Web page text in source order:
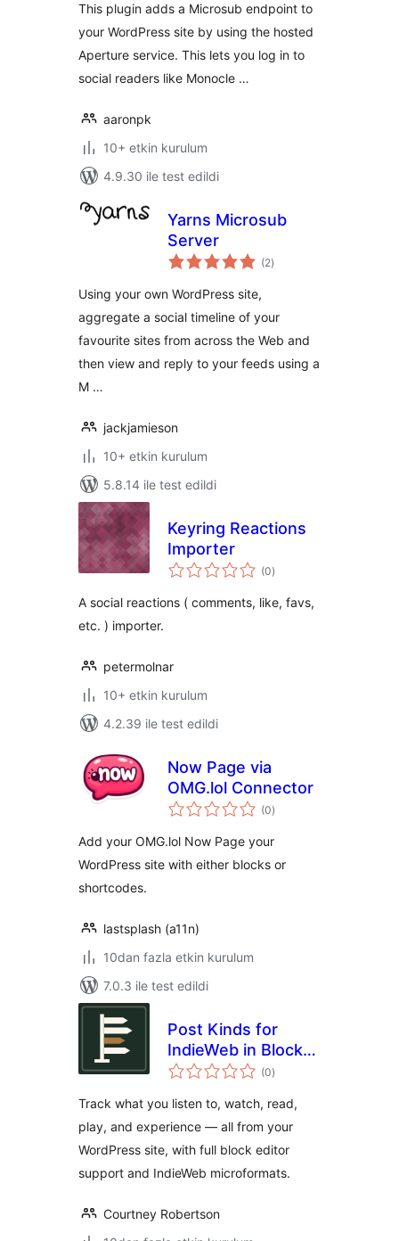
This plugin adds a Microsub endpoint to
your WordPress site by using the hosted
Aperture service. This lets you log in to
social readers like Monocle …
aaronpk
10+ etkin kurulum
4.9.30 ile test edildi
Yarns Microsub
Server
(2toplam
puan
)
Using your own WordPress site,
aggregate a social timeline of your
favourite sites from across the Web and
then view and reply to your feeds using a
M …
jackjamieson
10+ etkin kurulum
5.8.14 ile test edildi
Keyring Reactions
Importer
(0toplam
puan
)
A social reactions ( comments, like, favs,
etc. ) importer.
petermolnar
10+ etkin kurulum
4.2.39 ile test edildi
Now Page via
OMG.lol Connector
(0toplam
puan
)
Add your OMG.lol Now Page your
WordPress site with either blocks or
shortcodes.
lastsplash (a11n)
10dan fazla etkin kurulum
7.0.3 ile test edildi
Post Kinds for
IndieWeb in Block
Themes
(0toplam
puan
)
Track what you listen to, watch, read,
play, and experience — all from your
WordPress site, with full block editor
support and IndieWeb microformats.
Courtney Robertson